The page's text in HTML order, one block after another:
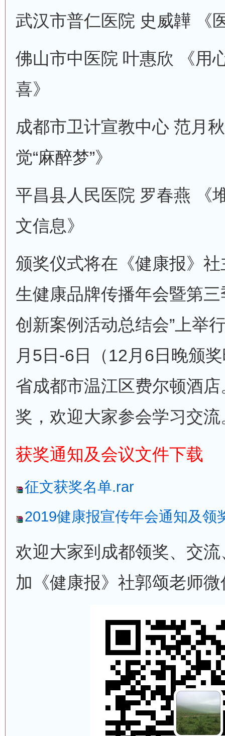
武汉市普仁医院 史威韡 《
佛山市中医院 叶惠欣 《用
喜》
成都市卫计宣教中心 范月
觉“麻醉梦”》
平昌县人民医院 罗春燕 《
文信息》
颁奖仪式将在《健康报》
生健康品牌传播年会暨第
创新案例活动总结会”上举
月5日-6日（12月6日晚颁
省成都市温江区费尔顿酒
奖，欢迎大家参会学习交流
获奖通知及会议文件下载
征文获奖名单.rar
2019健康报宣传年会通知及领
欢迎大家到成都领奖、交
加《健康报》社郭颂老师